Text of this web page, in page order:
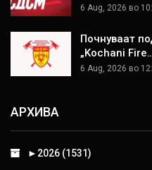
6 Aug, 2026 во
Почнуваат
„Kochani
6 Aug, 2026 во
АРХИВА
► 2026 (1531)